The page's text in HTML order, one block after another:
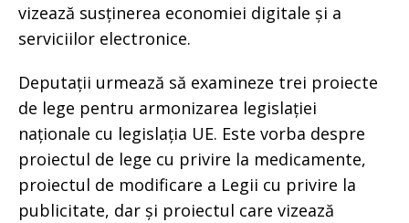
vizează susținerea economiei digitale și a
serviciilor electronice.
Deputații urmează să examineze trei proiecte
de lege pentru armonizarea legislației
naționale cu legislația UE. Este vorba despre
proiectul de lege cu privire la medicamente,
proiectul de modificare a Legii cu privire la
publicitate, dar și proiectul care vizează